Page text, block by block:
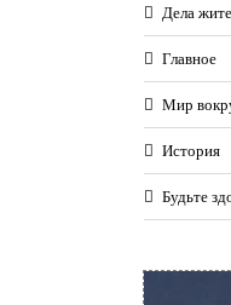
Дела
Главное
Мир
История
Будьте